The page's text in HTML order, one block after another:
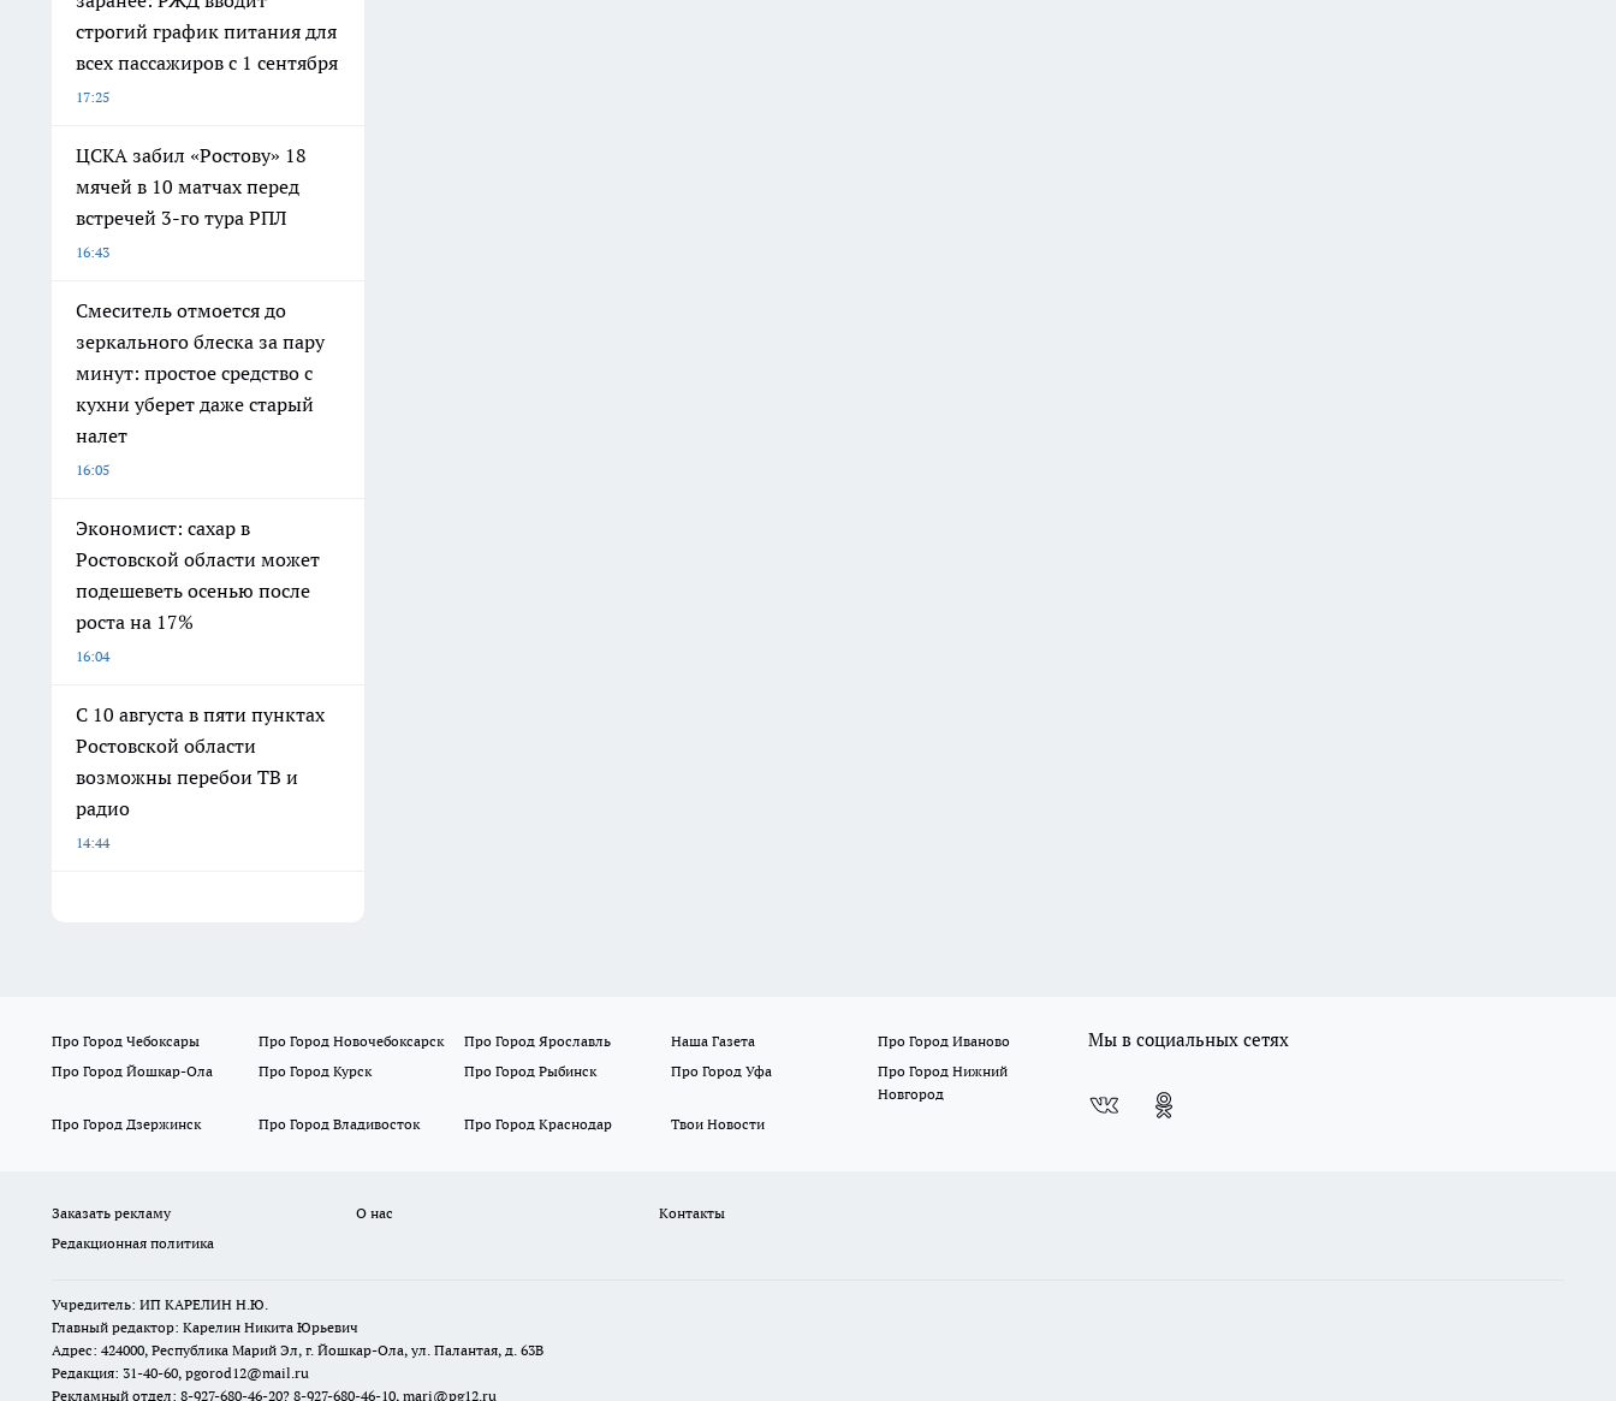
строгий график питания для
всех пассажиров с 1 сентября
17:25
ЦСКА забил «Ростову» 18
мячей в 10 матчах перед
встречей 3-го тура РПЛ
16:43
Смеситель отмоется до
зеркального блеска за пару
минут: простое средство с
кухни уберет даже старый
налет
16:05
Экономист: сахар в
Ростовской области может
подешеветь осенью после
роста на 17%
16:04
С 10 августа в пяти пунктах
Ростовской области
возможны перебои ТВ и
радио
14:44
Про Город Чебоксары Про Город Новочебоксарск Про Город Ярославль Наша Газета
Про Город Иваново
Про Город Йошкар-Ола
Про Город Курск Про Город Рыбинск Про Город Уфа
Про Город Нижний
Новгород
Про Город Дзержинск
Про Город Владивосток Про Город Краснодар Твои Новости
Мы в социальных сетях
Заказать рекламу О нас
Контакты
Редакционная политика
Учредитель: ИП КАРЕЛИН Н.Ю.
Главный редактор: Карелин Никита Юрьевич
Адрес: 424000, Республика Марий Эл, г. Йошкар-Ола, ул. Палантая, д. 63В
Редакция: 31-40-60, pgorod12@mail.ru
Рекламный отдел: 8-927-680-46-20? 8-927-680-46-10, mari@pg12.ru